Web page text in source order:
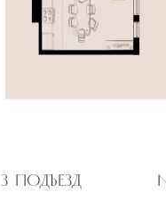
3 ПОДЪЕЗД